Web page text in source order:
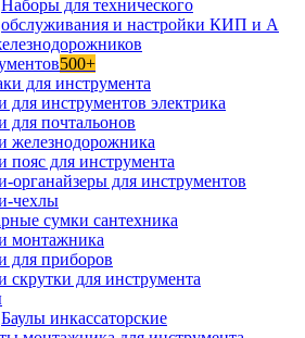
Наборы для технического
обслуживания и настройки КИП и А
500+
для инструмента
для инструментов электрика
для почтальонов
железнодорожника
пояс для инструмента
органайзеры для инструментов
чехлы
сумки сантехника
монтажника
для приборов
скрутки для инструмента
Баулы инкассаторские